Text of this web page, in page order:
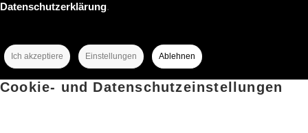
Datenschutzerklärung.
Ich akzeptiere Einstellungen Ablehnen
Cookie- und Datenschutzeinstellungen